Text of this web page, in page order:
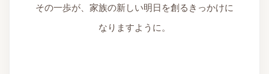
その一歩が、家族の新しい明日を創るきっかけに
なりますように。